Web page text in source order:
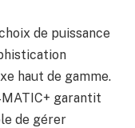
de puissance
haut de gamme.
garantit
de gérer